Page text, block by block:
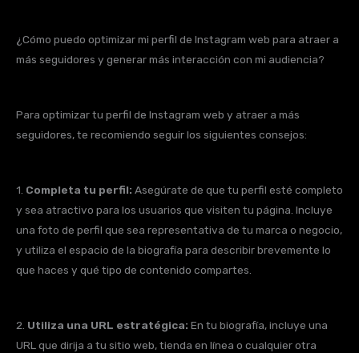
¿Cómo puedo optimizar mi perfil de Instagram web para atraer a
más seguidores y generar más interacción con mi audiencia?
Para optimizar tu perfil de Instagram web y atraer a más
seguidores, te recomiendo seguir los siguientes consejos:
1. Completa tu perfil: Asegúrate de que tu perfil esté completo
y sea atractivo para los usuarios que visiten tu página. Incluye
una foto de perfil que sea representativa de tu marca o negocio,
y utiliza el espacio de la biografía para describir brevemente lo
que haces y qué tipo de contenido compartes.
2. Utiliza una URL estratégica: En tu biografía, incluye una
URL que dirija a tu sitio web, tienda en línea o cualquier otra